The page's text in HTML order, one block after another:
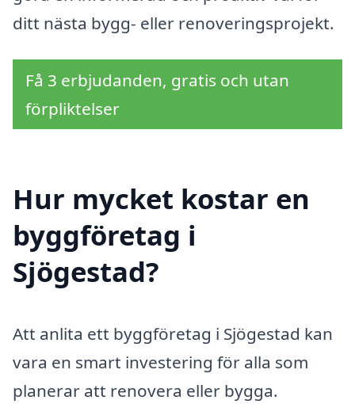
ditt nästa bygg- eller renoveringsprojekt.
Få 3 erbjudanden, gratis och utan
förpliktelser
Hur mycket kostar en
byggföretag i
Sjögestad?
Att anlita ett byggföretag i Sjögestad kan
vara en smart investering för alla som
planerar att renovera eller bygga.